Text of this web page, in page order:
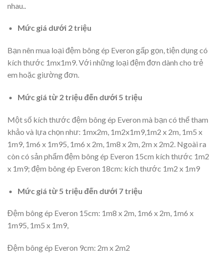
nhau..
Mức giá dưới 2 triệu
Bạn nên mua loại đệm bông ép Everon gấp gọn, tiện dụng có
kích thước 1mx1m9. Với những loại đệm đơn dành cho trẻ
em hoặc giường đơn.
Mức giá từ 2 triệu đến dưới 5 triệu
Một số kích thước đệm bông ép Everon mà bạn có thể tham
khảo và lựa chọn như: 1mx2m, 1m2x1m9,1m2 x 2m, 1m5 x
1m9, 1m6 x 1m95, 1m6 x 2m, 1m8 x 2m, 2m x 2m2. Ngoài ra
còn có sản phẩm đệm bông ép Everon 15cm kích thước 1m2
x 1m9; đệm bông ép Everon 18cm: kích thước 1m2 x 1m9
Mức giá từ 5 triệu đến dưới 7 triệu
Đệm bông ép Everon 15cm: 1m8 x 2m, 1m6 x 2m, 1m6 x
1m95, 1m5 x 1m9,
Đệm bông ép Everon 9cm: 2m x 2m2